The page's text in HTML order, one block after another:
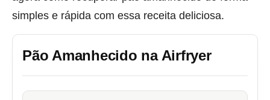
simples e rápida com essa receita deliciosa.
Pão Amanhecido na Airfryer